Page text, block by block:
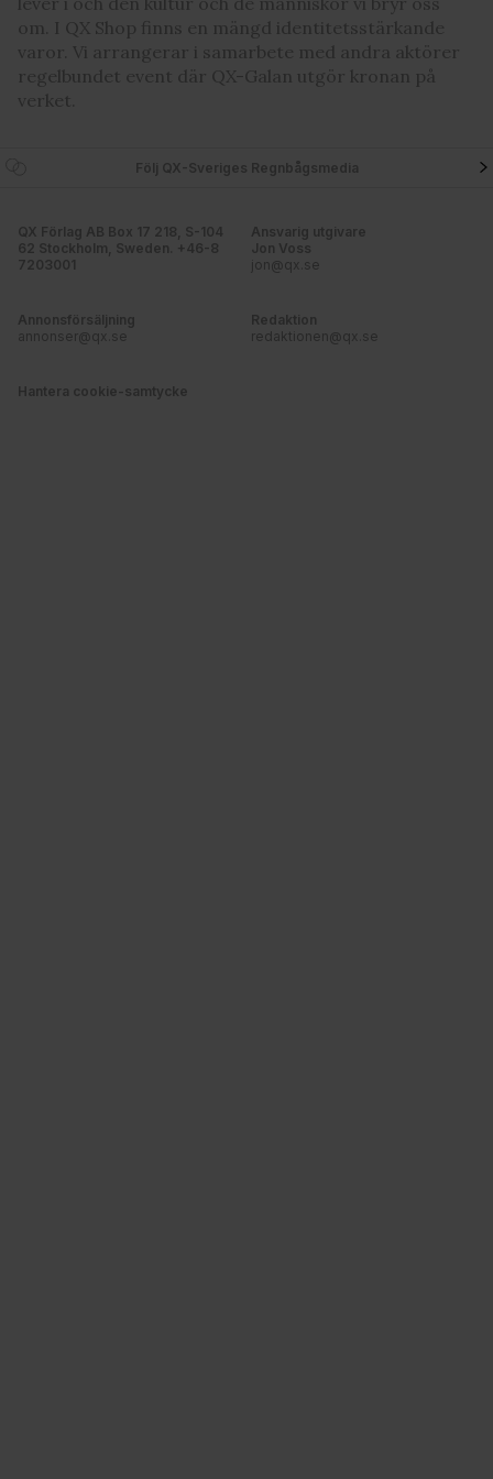
om. I QX Shop finns en mängd identitetsstärkande
varor. Vi arrangerar i samarbete med andra aktörer
regelbundet event där QX-Galan utgör kronan på
verket.
Följ QX-Sveriges Regnbågsmedia
QX Förlag AB Box 17 218, S-104
62 Stockholm, Sweden. +46-8
7203001
Ansvarig utgivare
Jon Voss
jon@qx.se
Annonsförsäljning
annonser@qx.se
Redaktion
redaktionen@qx.se
Hantera cookie-samtycke